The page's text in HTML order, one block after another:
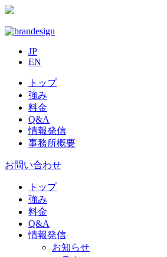
JP
EN
トップ
強み
料金
Q&A
情報発信
事務所概要
お問い合わせ
トップ
強み
料金
Q&A
情報発信
お知らせ